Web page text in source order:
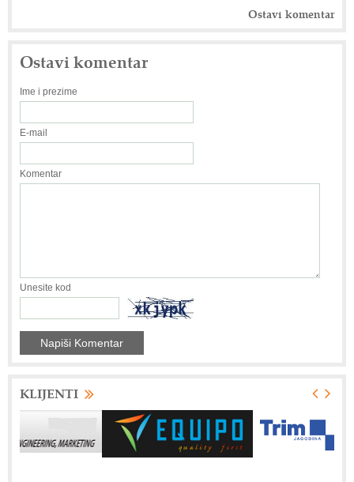
Ostavi komentar
Ostavi komentar
Ime i prezime
E-mail
Komentar
Unesite kod
KLIJENTI